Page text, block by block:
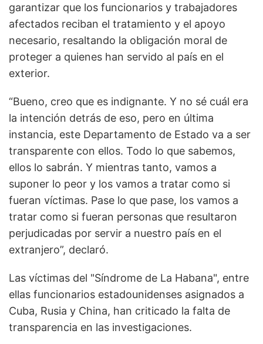
garantizar que los funcionarios y trabajadores
afectados reciban el tratamiento y el apoyo
necesario, resaltando la obligación moral de
proteger a quienes han servido al país en el
exterior.
“Bueno, creo que es indignante. Y no sé cuál era
la intención detrás de eso, pero en última
instancia, este Departamento de Estado va a ser
transparente con ellos. Todo lo que sabemos,
ellos lo sabrán. Y mientras tanto, vamos a
suponer lo peor y los vamos a tratar como si
fueran víctimas. Pase lo que pase, los vamos a
tratar como si fueran personas que resultaron
perjudicadas por servir a nuestro país en el
extranjero”, declaró.
Las víctimas del "Síndrome de La Habana", entre
ellas funcionarios estadounidenses asignados a
Cuba, Rusia y China, han criticado la falta de
transparencia en las investigaciones.